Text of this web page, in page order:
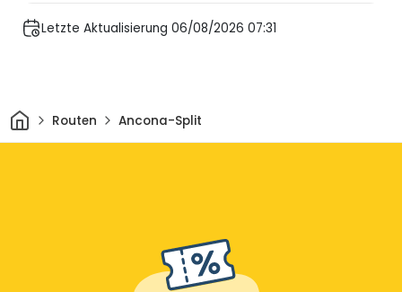
Letzte Aktualisierung 06/08/2026 07:31
HeimRouten Ancona-Split